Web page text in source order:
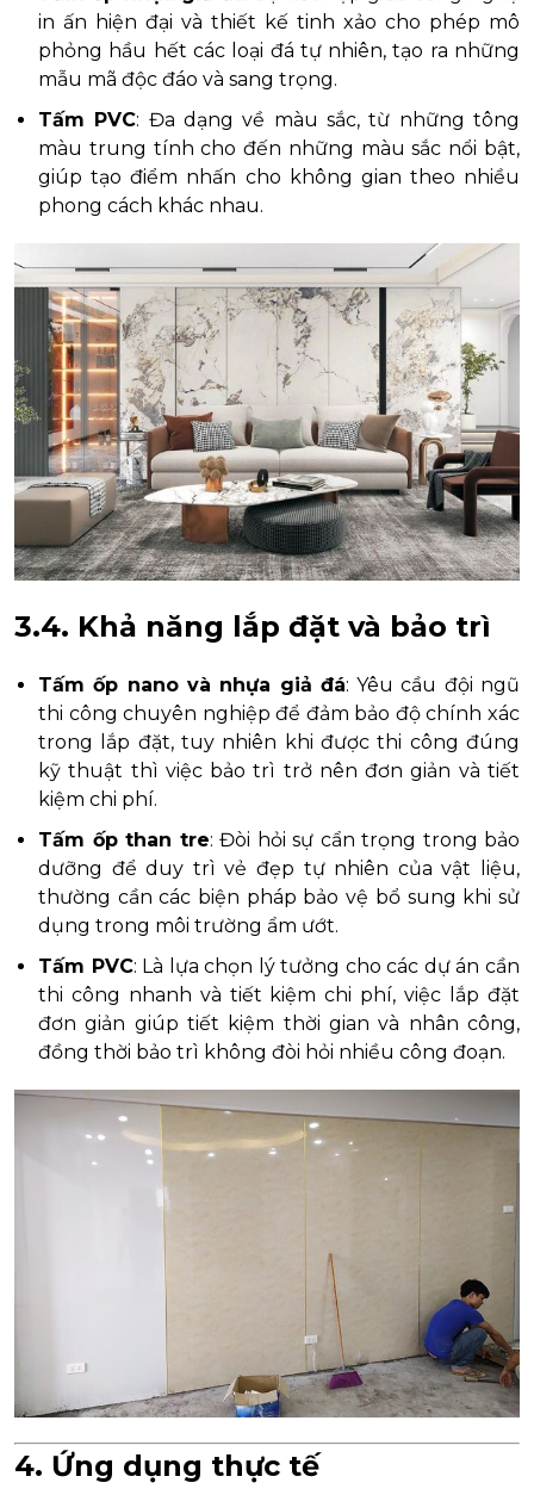
in ấn hiện đại và thiết kế tinh xảo cho phép mô
phỏng hầu hết các loại đá tự nhiên, tạo ra những
mẫu mã độc đáo và sang trọng.
Tấm PVC: Đa dạng về màu sắc, từ những tông
màu trung tính cho đến những màu sắc nổi bật,
giúp tạo điểm nhấn cho không gian theo nhiều
phong cách khác nhau.
3.4. Khả năng lắp đặt và bảo trì
Tấm ốp nano và nhựa giả đá: Yêu cầu đội ngũ
thi công chuyên nghiệp để đảm bảo độ chính xác
trong lắp đặt, tuy nhiên khi được thi công đúng
kỹ thuật thì việc bảo trì trở nên đơn giản và tiết
kiệm chi phí.
Tấm ốp than tre: Đòi hỏi sự cẩn trọng trong bảo
dưỡng để duy trì vẻ đẹp tự nhiên của vật liệu,
thường cần các biện pháp bảo vệ bổ sung khi sử
dụng trong môi trường ẩm ướt.
Tấm PVC: Là lựa chọn lý tưởng cho các dự án cần
thi công nhanh và tiết kiệm chi phí, việc lắp đặt
đơn giản giúp tiết kiệm thời gian và nhân công,
đồng thời bảo trì không đòi hỏi nhiều công đoạn.
4. Ứng dụng thực tế